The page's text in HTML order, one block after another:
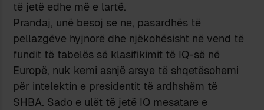
të jetë edhe më e lartë.
Prandaj, unë besoj se ne, pasardhës të
pellazgëve hyjnorë dhe njëkohësisht në vend të
fundit të tabelës së klasifikimit të IQ-së në
Europë, nuk kemi asnjë arsye të shqetësohemi
për intelektin e presidentit të ardhshëm të
SHBA. Sado e ulët të jetë IQ mesatare e